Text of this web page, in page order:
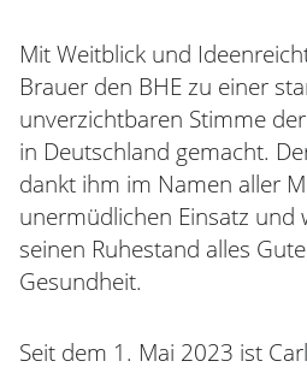
Mit Weitblick und
Brauer den BHE zu einer
unverzichtbaren Stimme
in Deutschland gemacht.
dankt ihm im Namen aller
unermüdlichen Einsatz
seinen Ruhestand alles
Gesundheit.
Seit dem 1. Mai 2023 ist